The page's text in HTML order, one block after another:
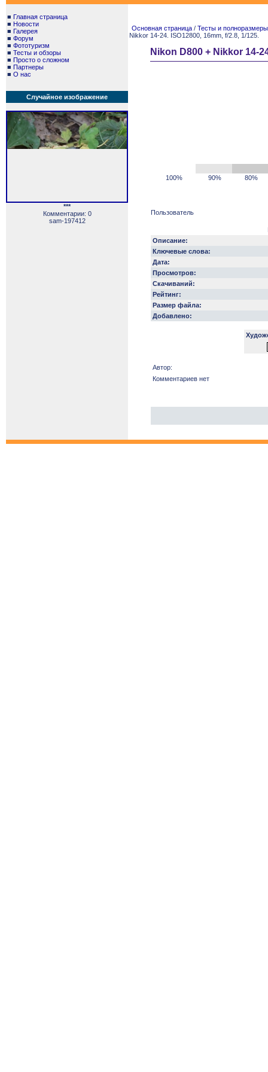
■ Главная страница
■ Новости
■ Галерея
■ Форум
■ Фототуризм
■ Тесты и обзоры
■ Просто о сложном
■ Партнеры
■ О нас
Случайное изображение
***
Комментарии: 0
sam-197412
Основная страница / Тесты и
Nikkor 14-24. ISO12800, 16mm, f/2.8, 1/125.
Nikon D800 + Nikkor 14-
100% 90% 80%
Пользователь
Описание:
Ключевые слова:
Дата:
Просмотров:
Скачиваний:
Рейтинг:
Размер файла:
Добавлено:
Автор:
Комментариев нет